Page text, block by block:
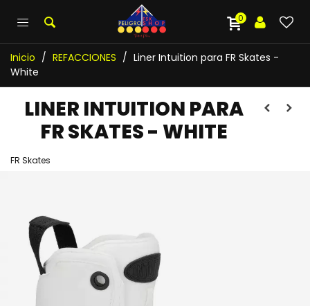
0
Inicio / REFACCIONES / Liner Intuition para FR Skates -
White
LINER INTUITION PARA
FR SKATES - WHITE
FR Skates